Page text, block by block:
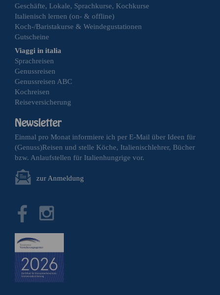
Geschäfte, Lokale, Sprachkurse, Kochkurse
Italienisch lernen (on- & offline)
Koch-/Baristakurse & Weindegustationen
Gutscheine
Viaggi in italia
Sprachreisen
Genussreisen
Genussreisen ABC
Kochreisen
Reiseversicherung
Einmal pro Monat informiere ich per E-Mail über Ideen für
(Genuss)Reisen und stelle Köche, Italienischlehrer, Bücher
bzw. Anlaufstellen für Italienhungrige vor.
zur Anmeldung